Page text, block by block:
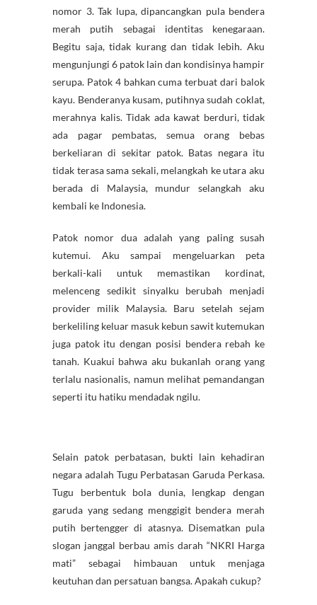
nomor 3. Tak lupa, dipancangkan pula bendera
merah putih sebagai identitas kenegaraan.
Begitu saja, tidak kurang dan tidak lebih. Aku
mengunjungi 6 patok lain dan kondisinya hampir
serupa. Patok 4 bahkan cuma terbuat dari balok
kayu. Benderanya kusam, putihnya sudah coklat,
merahnya kalis. Tidak ada kawat berduri, tidak
ada pagar pembatas, semua orang bebas
berkeliaran di sekitar patok. Batas negara itu
tidak terasa sama sekali, melangkah ke utara aku
berada di Malaysia, mundur selangkah aku
kembali ke Indonesia.
Patok nomor dua adalah yang paling susah
kutemui. Aku sampai mengeluarkan peta
berkali-kali untuk memastikan kordinat,
melenceng sedikit sinyalku berubah menjadi
provider milik Malaysia. Baru setelah sejam
berkeliling keluar masuk kebun sawit kutemukan
juga patok itu dengan posisi bendera rebah ke
tanah. Kuakui bahwa aku bukanlah orang yang
terlalu nasionalis, namun melihat pemandangan
seperti itu hatiku mendadak ngilu.
Selain patok perbatasan, bukti lain kehadiran
negara adalah Tugu Perbatasan Garuda Perkasa.
Tugu berbentuk bola dunia, lengkap dengan
garuda yang sedang menggigit bendera merah
putih bertengger di atasnya. Disematkan pula
slogan janggal berbau amis darah “NKRI Harga
mati” sebagai himbauan untuk menjaga
keutuhan dan persatuan bangsa. Apakah cukup?